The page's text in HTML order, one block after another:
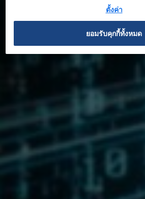
บทความ
ตั้งค่า
ยอมรับคุกกี้ทั้งหมด